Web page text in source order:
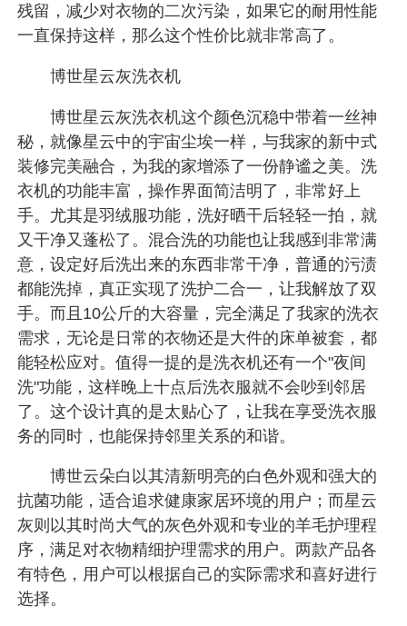
残留，减少对衣物的二次污染，如果它的耐用性能
一直保持这样，那么这个性价比就非常高了。
博世星云灰洗衣机
博世星云灰洗衣机这个颜色沉稳中带着一丝神
秘，就像星云中的宇宙尘埃一样，与我家的新中式
装修完美融合，为我的家增添了一份静谧之美。洗
衣机的功能丰富，操作界面简洁明了，非常好上
手。尤其是羽绒服功能，洗好晒干后轻轻一拍，就
又干净又蓬松了。混合洗的功能也让我感到非常满
意，设定好后洗出来的东西非常干净，普通的污渍
都能洗掉，真正实现了洗护二合一，让我解放了双
手。而且10公斤的大容量，完全满足了我家的洗衣
需求，无论是日常的衣物还是大件的床单被套，都
能轻松应对。值得一提的是洗衣机还有一个"夜间
洗"功能，这样晚上十点后洗衣服就不会吵到邻居
了。这个设计真的是太贴心了，让我在享受洗衣服
务的同时，也能保持邻里关系的和谐。
博世云朵白以其清新明亮的白色外观和强大的
抗菌功能，适合追求健康家居环境的用户；而星云
灰则以其时尚大气的灰色外观和专业的羊毛护理程
序，满足对衣物精细护理需求的用户。两款产品各
有特色，用户可以根据自己的实际需求和喜好进行
选择。